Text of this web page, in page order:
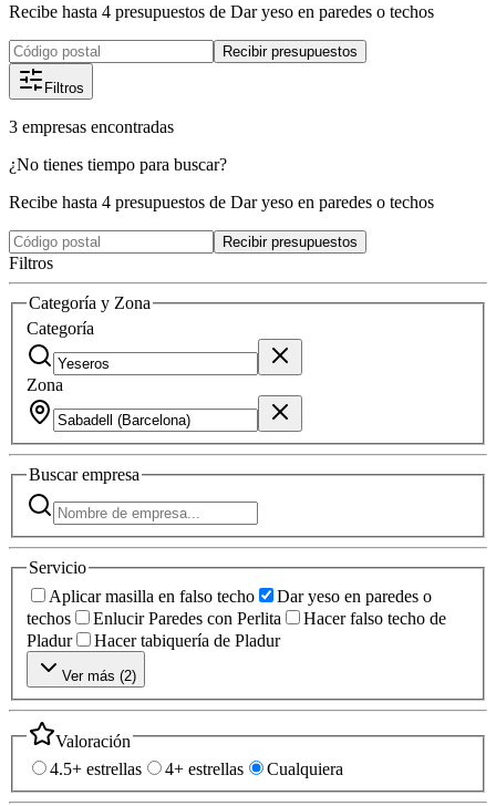
Recibe hasta 4 presupuestos de Dar yeso en paredes o techos
Recibir presupuestos
Filtros
3 empresas encontradas
¿No tienes tiempo para buscar?
Recibe hasta 4 presupuestos de Dar yeso en paredes o techos
Recibir presupuestos
Filtros
Categoría y Zona
Categoría
Zona
Buscarempresa
Servicio
Aplicar masilla en falso techo
Dar yeso en paredes o
techos
Enlucir Paredes con Perlita
Hacer falso techo de
Pladur
Hacer tabiquería de Pladur
Ver más (2)
Valoración
4.5+ estrellas
4+ estrellas Cualquiera